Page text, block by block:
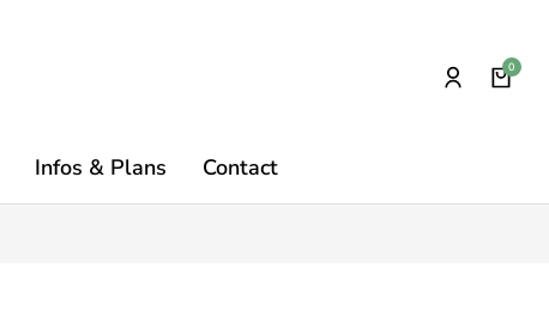
Infos & Plans Contact